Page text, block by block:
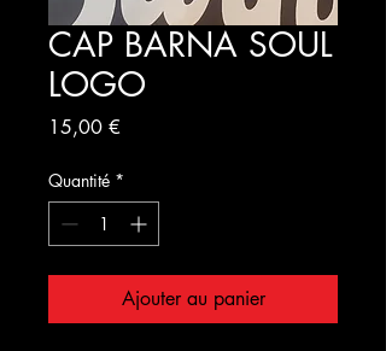
CAP BARNA SOUL
LOGO
15,00 €
Quantité *
Ajouter au panier